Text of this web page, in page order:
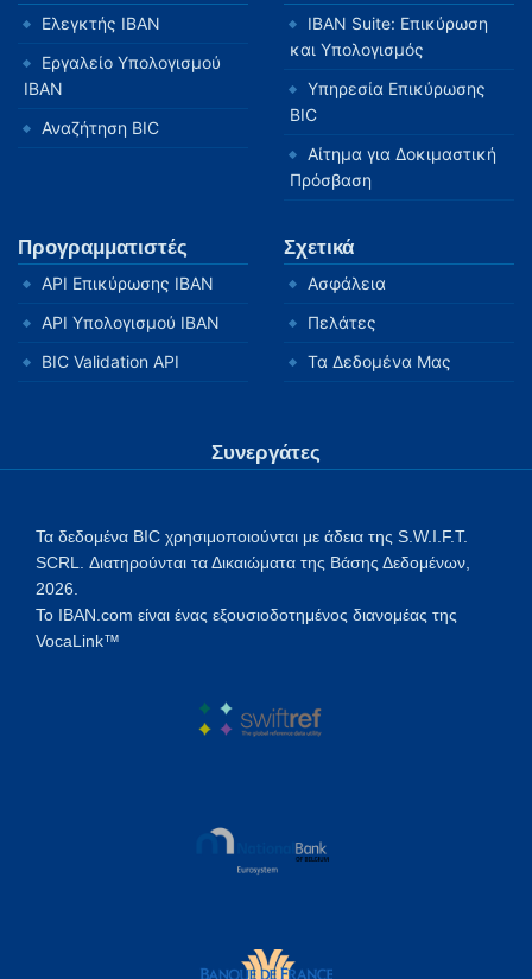
Ελεγκτής IBAN
Εργαλείο Υπολογισμού
IBAN
Αναζήτηση BIC
IBAN Suite: Επικύρωση
και Υπολογισμός
Υπηρεσία Επικύρωσης
BIC
Αίτημα για Δοκιμαστική
Πρόσβαση
Προγραμματιστές
API Επικύρωσης IBAN
API Υπολογισμού IBAN
BIC Validation API
Σχετικά
Ασφάλεια
Πελάτες
Τα Δεδομένα Μας
Συνεργάτες
Τα δεδομένα BIC χρησιμοποιούνται με άδεια της S.W.I.F.T.
SCRL. Διατηρούνται τα Δικαιώματα της Βάσης Δεδομένων,
2026.
Το IBAN.com είναι ένας εξουσιοδοτημένος διανομέας της
VocaLink™